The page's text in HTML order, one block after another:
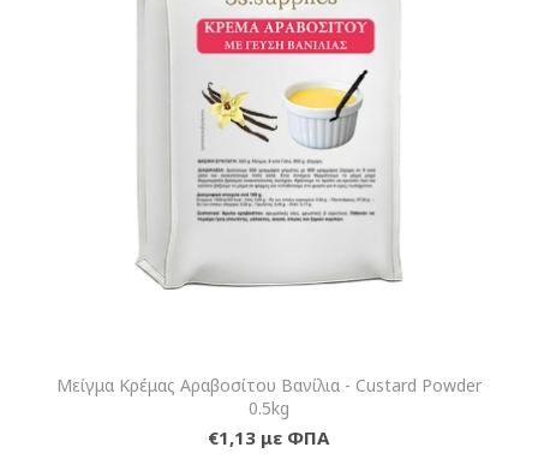
Μείγμα Κρέμας Αραβοσίτου Βανίλια - Custard Powder
0.5kg
€1,13 με ΦΠΑ